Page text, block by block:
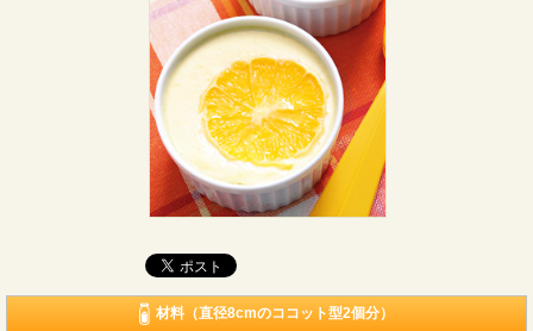
材料（直径8cmのココット型2個分）